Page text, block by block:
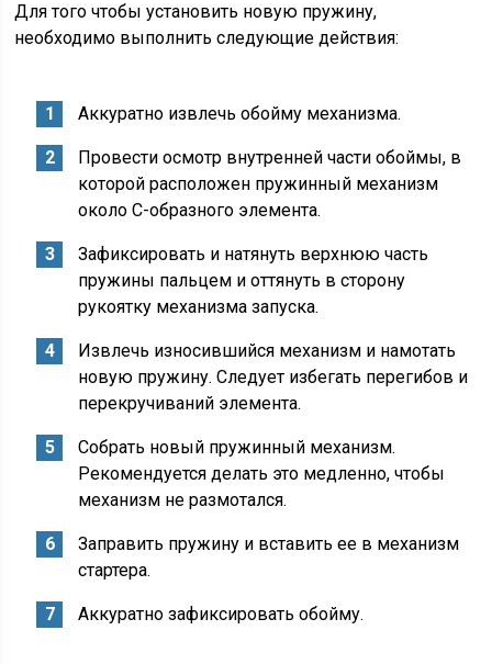
Для того чтобы установить новую пружину,
необходимо выполнить следующие действия:
Аккуратно извлечь обойму механизма.
Провести осмотр внутренней части обоймы, в
которой расположен пружинный механизм
около С-образного элемента.
Зафиксировать и натянуть верхнюю часть
пружины пальцем и оттянуть в сторону
рукоятку механизма запуска.
Извлечь износившийся механизм и намотать
новую пружину. Следует избегать перегибов и
перекручиваний элемента.
Собрать новый пружинный механизм.
Рекомендуется делать это медленно, чтобы
механизм не размотался.
Заправить пружину и вставить ее в механизм
стартера.
Аккуратно зафиксировать обойму.